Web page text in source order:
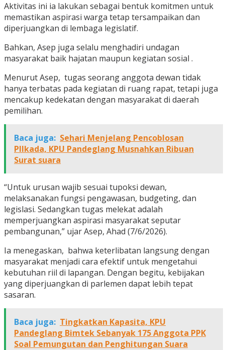
Aktivitas ini ia lakukan sebagai bentuk komitmen untuk
memastikan aspirasi warga tetap tersampaikan dan
diperjuangkan di lembaga legislatif.
Bahkan, Asep juga selalu menghadiri undagan
masyarakat baik hajatan maupun kegiatan sosial .
Menurut Asep, tugas seorang anggota dewan tidak
hanya terbatas pada kegiatan di ruang rapat, tetapi juga
mencakup kedekatan dengan masyarakat di daerah
pemilihan.
Baca juga: Sehari Menjelang Pencoblosan
PIlkada, KPU Pandeglang Musnahkan Ribuan
Surat suara
“Untuk urusan wajib sesuai tupoksi dewan,
melaksanakan fungsi pengawasan, budgeting, dan
legislasi. Sedangkan tugas melekat adalah
memperjuangkan aspirasi masyarakat seputar
pembangunan,” ujar Asep, Ahad (7/6/2026).
Ia menegaskan, bahwa keterlibatan langsung dengan
masyarakat menjadi cara efektif untuk mengetahui
kebutuhan riil di lapangan. Dengan begitu, kebijakan
yang diperjuangkan di parlemen dapat lebih tepat
sasaran.
Baca juga: Tingkatkan Kapasita, KPU
Pandeglang Bimtek Sebanyak 175 Anggota PPK
Soal Pemungutan dan Penghitungan Suara